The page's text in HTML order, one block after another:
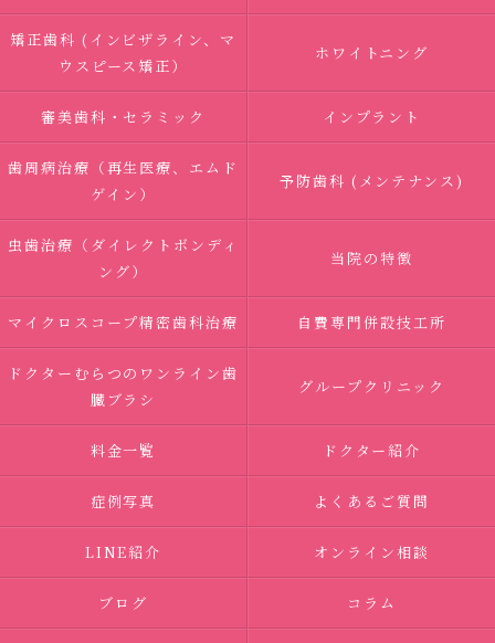
矯正歯科 (インビザライン、マ
ウスピース矯正）
ホワイトニング
審美歯科・セラミック インプラント
歯周病治療（再生医療、エムド
ゲイン）
予防歯科 (メンテナンス)
虫歯治療（ダイレクトボンディ
ング）
当院の特徴
マイクロスコープ精密歯科治療 自費専門併設技工所
ドクターむらつのワンライン歯
臓ブラシ
グループクリニック
料金一覧 ドクター紹介
症例写真 よくあるご質問
LINE紹介 オンライン相談
ブログ コラム